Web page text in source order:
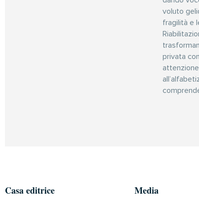
voluto
fragilità e
privata
Casa editrice Media